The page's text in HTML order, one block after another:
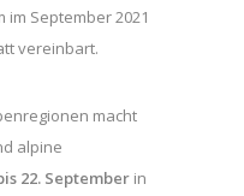
September 2021
vereinbart.
macht
alpine
22. September in